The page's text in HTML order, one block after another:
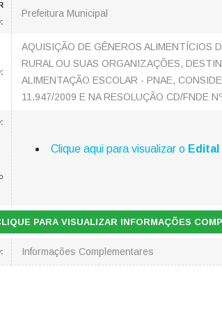
Prefeitura Municipal
AQUISIÇÃO DE GÊNEROS ALIMENTÍCIOS
RURAL OU SUAS ORGANIZAÇÕES,
ALIMENTAÇÃO ESCOLAR - PNAE,
11.947/2009 E NA RESOLUÇÃO CD/FNDE
Clique aqui para visualizar o
PARA VISUALIZAR INFORMAÇÕES
Informações Complementares